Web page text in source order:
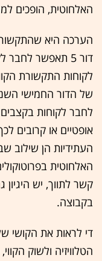
האלחוטית, הופכים
הערכה היא
דור 5 תאפשר
לקוחות התקשורת
של הדור החמישי
לחבר לקוחות
אופטיים או קרובים
העתידיות הן שילוב
האלחוטית
קשר לתווך, יש
בקבוצה.
די לראות את הקושי
הטלוויזיה ולשוק